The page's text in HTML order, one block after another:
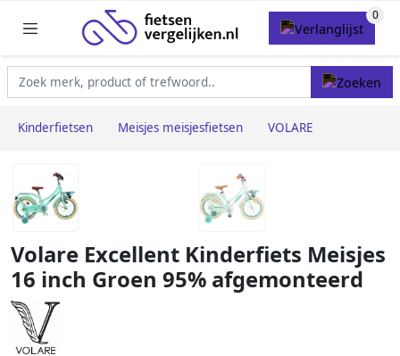
Kinderfietsen Meisjes meisjesfietsen VOLARE
Volare Excellent Kinderfiets Meisjes
16 inch Groen 95% afgemonteerd